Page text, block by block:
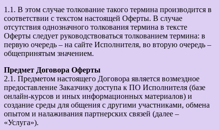
1.1. В этом случае толкование такого термина производится в
соответствии с текстом настоящей Оферты. В случае
отсутствия однозначного толкования термина в тексте
Оферты следует руководствоваться толкованием термина: в
первую очередь – на сайте Исполнителя, во вторую очередь –
общепринятым значением.
Предмет Договора Оферты
2.1. Предметом настоящего Договора является возмездное
предоставление Заказчику доступа к ПО Исполнителя (базе
онлайн-курсов и иных информационных материалов) и
создание среды для общения с другими участниками, обмена
опытом и налаживания партнерских связей (далее –
«Услуга»).